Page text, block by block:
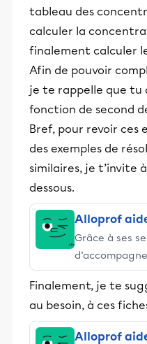
tableau des
calculer la
finalement calculer
Afin de pouvoir
je te rappelle que tu
fonction de second
Bref, pour revoir ces
des exemples de
similaires, je t’invite
dessous.
Alloprof
Grâce à ses
stimulants,
et leurs
éducative.
Finalement, je te
au besoin, à ces
Alloprof